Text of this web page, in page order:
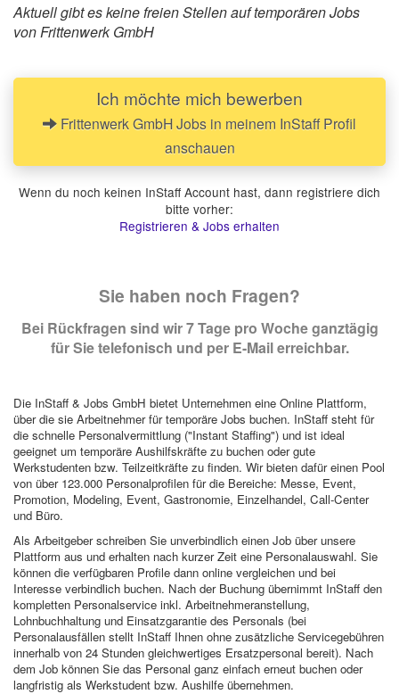
Aktuell gibt es keine freien Stellen auf temporären Jobs
von Frittenwerk GmbH
Ich möchte mich bewerben
Frittenwerk GmbH Jobs in meinem InStaff Profil
anschauen
Wenn du noch keinen InStaff Account hast, dann registriere dich
bitte vorher:
Registrieren & Jobs erhalten
Sie haben noch Fragen?
Bei Rückfragen sind wir 7 Tage pro Woche ganztägig
für Sie telefonisch und per E-Mail erreichbar.
Die InStaff & Jobs GmbH bietet Unternehmen eine Online Plattform,
über die sie Arbeitnehmer für temporäre Jobs buchen. InStaff steht für
die schnelle Personalvermittlung ("Instant Staffing") und ist ideal
geeignet um temporäre Aushilfskräfte zu buchen oder gute
Werkstudenten bzw. Teilzeitkräfte zu finden. Wir bieten dafür einen Pool
von über 123.000 Personalprofilen für die Bereiche: Messe, Event,
Promotion, Modeling, Event, Gastronomie, Einzelhandel, Call-Center
und Büro.
Als Arbeitgeber schreiben Sie unverbindlich einen Job über unsere
Plattform aus und erhalten nach kurzer Zeit eine Personalauswahl. Sie
können die verfügbaren Profile dann online vergleichen und bei
Interesse verbindlich buchen. Nach der Buchung übernimmt InStaff den
kompletten Personalservice inkl. Arbeitnehmeranstellung,
Lohnbuchhaltung und Einsatzgarantie des Personals (bei
Personalausfällen stellt InStaff Ihnen ohne zusätzliche Servicegebühren
innerhalb von 24 Stunden gleichwertiges Ersatzpersonal bereit). Nach
dem Job können Sie das Personal ganz einfach erneut buchen oder
langfristig als Werkstudent bzw. Aushilfe übernehmen.